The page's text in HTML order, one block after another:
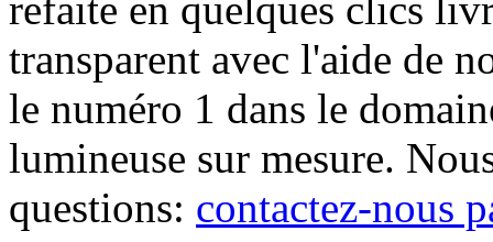
transparent avec l'aide de
le numéro 1 dans le
lumineuse sur mesure.
questions: contactez-nous